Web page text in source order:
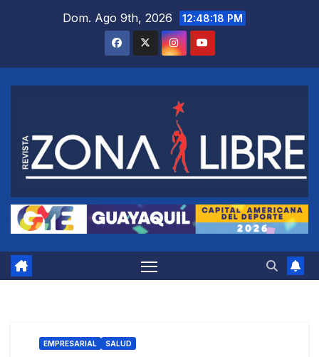
Dom. Ago 9th, 2026 12:48:19 PM
EMPRESARIAL SALUD